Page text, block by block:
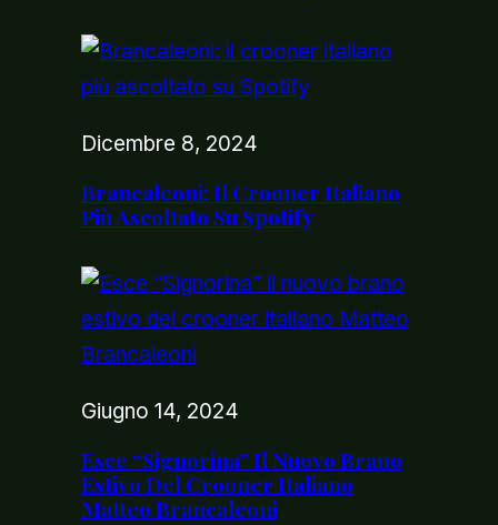
Dicembre 8, 2024
Brancaleoni: Il Crooner Italiano
Più Ascoltato Su Spotify
Giugno 14, 2024
Esce “Signorina” Il Nuovo Brano
Estivo Del Crooner Italiano
Matteo Brancaleoni